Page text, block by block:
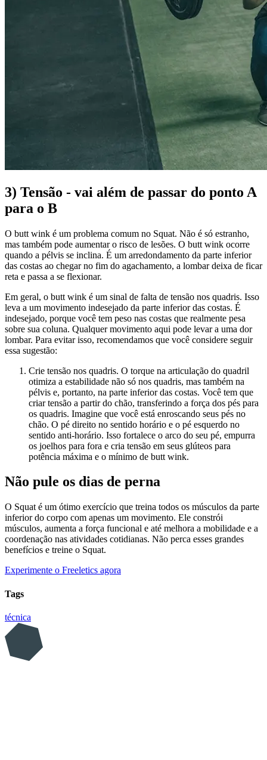
3) Tensão - vai além de passar do ponto A
para o B
O butt wink é um problema comum no Squat. Não é só estranho,
mas também pode aumentar o risco de lesões. O butt wink ocorre
quando a pélvis se inclina. É um arredondamento da parte inferior
das costas ao chegar no fim do agachamento, a lombar deixa de ficar
reta e passa a se flexionar.
Em geral, o butt wink é um sinal de falta de tensão nos quadris. Isso
leva a um movimento indesejado da parte inferior das costas. É
indesejado, porque você tem peso nas costas que realmente pesa
sobre sua coluna. Qualquer movimento aqui pode levar a uma dor
lombar. Para evitar isso, recomendamos que você considere seguir
essa sugestão:
Crie tensão nos quadris. O torque na articulação do quadril
otimiza a estabilidade não só nos quadris, mas também na
pélvis e, portanto, na parte inferior das costas. Você tem que
criar tensão a partir do chão, transferindo a força dos pés para
os quadris. Imagine que você está enroscando seus pés no
chão. O pé direito no sentido horário e o pé esquerdo no
sentido anti-horário. Isso fortalece o arco do seu pé, empurra
os joelhos para fora e cria tensão em seus glúteos para
potência máxima e o mínimo de butt wink.
Não pule os dias de perna
O Squat é um ótimo exercício que treina todos os músculos da parte
inferior do corpo com apenas um movimento. Ele constrói
músculos, aumenta a força funcional e até melhora a mobilidade e a
coordenação nas atividades cotidianas. Não perca esses grandes
benefícios e treine o Squat.
Experimente o Freeletics agora
Tags
técnica